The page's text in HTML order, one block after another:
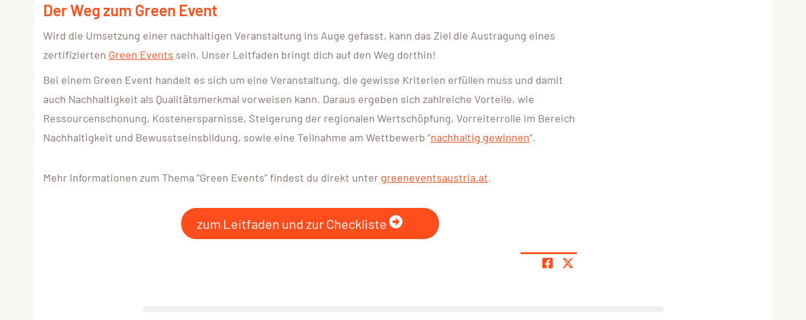
Der Weg zum Green Event
Wird die Umsetzung einer nachhaltigen Veranstaltung ins Auge gefasst, kann das Ziel die Austragung eines
zertifizierten Green Events sein. Unser Leitfaden bringt dich auf den Weg dorthin!
Bei einem Green Event handelt es sich um eine Veranstaltung, die gewisse Kriterien erfüllen muss und damit
auch Nachhaltigkeit als Qualitätsmerkmal vorweisen kann. Daraus ergeben sich zahlreiche Vorteile, wie
Ressourcenschonung, Kostenersparnisse, Steigerung der regionalen Wertschöpfung, Vorreiterrolle im Bereich
Nachhaltigkeit und Bewusstseinsbildung, sowie eine Teilnahme am Wettbewerb “nachhaltig gewinnen“.
Mehr Informationen zum Thema “Green Events” findest du direkt unter greeneventsaustria.at.
zum Leitfaden und zur Checkliste